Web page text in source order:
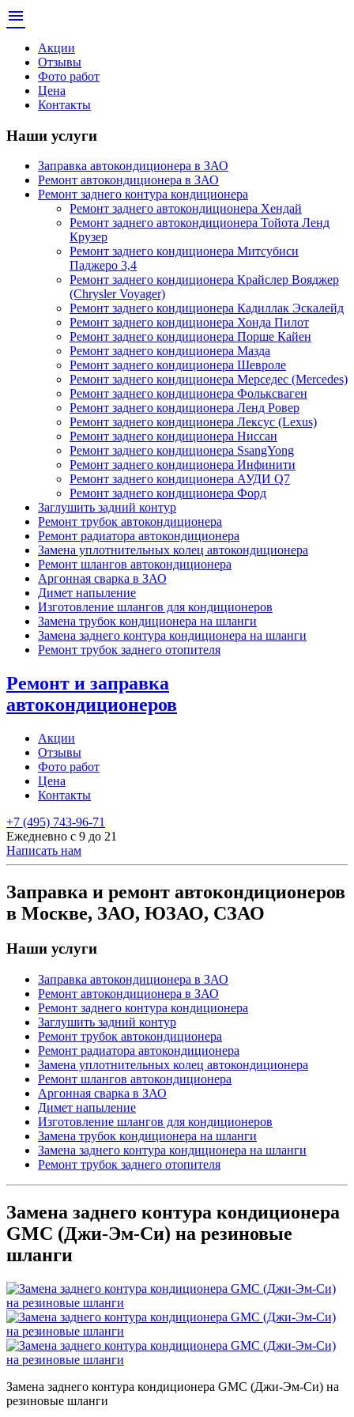
menu
Акции
Отзывы
Фото работ
Цена
Контакты
Наши услуги
Заправка автокондиционера в ЗАО
Ремонт автокондиционера в ЗАО
Ремонт заднего контура кондиционера
Ремонт заднего автокондиционера Хендай
Ремонт заднего автокондиционера Тойота Ленд
Крузер
Ремонт заднего кондиционера Митсубиси
Паджеро 3,4
Ремонт заднего кондиционера Крайслер Вояджер
(Chrysler Voyager)
Ремонт заднего кондиционера Кадиллак Эскалейд
Ремонт заднего кондиционера Хонда Пилот
Ремонт заднего кондиционера Порше Кайен
Ремонт заднего кондиционера Мазда
Ремонт заднего кондиционера Шевроле
Ремонт заднего кондиционера Мерседес (Mercedes)
Ремонт заднего кондиционера Фольксваген
Ремонт заднего кондиционера Ленд Ровер
Ремонт заднего кондиционера Лексус (Lexus)
Ремонт заднего кондиционера Ниссан
Ремонт заднего кондиционера SsangYong
Ремонт заднего кондиционера Инфинити
Ремонт заднего кондиционера АУДИ Q7
Ремонт заднего кондиционера Форд
Заглушить задний контур
Ремонт трубок автокондиционера
Ремонт радиатора автокондиционера
Замена уплотнительных колец автокондиционера
Ремонт шлангов автокондиционера
Аргонная сварка в ЗАО
Димет напыление
Изготовление шлангов для кондиционеров
Замена трубок кондиционера на шланги
Замена заднего контура кондиционера на шланги
Ремонт трубок заднего отопителя
Ремонт и заправка
автокондиционеров
Акции
Отзывы
Фото работ
Цена
Контакты
+7 (495) 743-96-71
Ежедневно с 9 до 21
Написать нам
Заправка и ремонт автокондиционеров
в Москве, ЗАО, ЮЗАО, СЗАО
Наши услуги
Заправка автокондиционера в ЗАО
Ремонт автокондиционера в ЗАО
Ремонт заднего контура кондиционера
Заглушить задний контур
Ремонт трубок автокондиционера
Ремонт радиатора автокондиционера
Замена уплотнительных колец автокондиционера
Ремонт шлангов автокондиционера
Аргонная сварка в ЗАО
Димет напыление
Изготовление шлангов для кондиционеров
Замена трубок кондиционера на шланги
Замена заднего контура кондиционера на шланги
Ремонт трубок заднего отопителя
Замена заднего контура кондиционера
GMC (Джи-Эм-Си) на резиновые
шланги
Замена заднего контура кондиционера GMC (Джи-Эм-Си) на
резиновые шланги